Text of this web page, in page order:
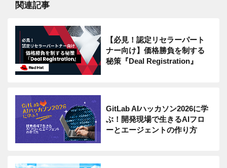
関連記事
【必見！認定リセラーパート
ナー向け】価格勝負を制する
秘策『Deal Registration』
GitLab AIハッカソン2026に学
ぶ！開発現場で生きるAIフロ
ーとエージェントの作り方